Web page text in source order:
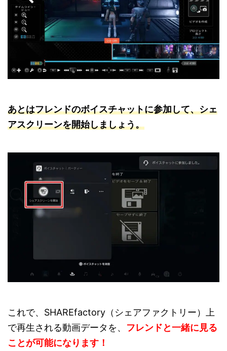
あとはフレンドのボイスチャットに参加して、シェ
アスクリーンを開始しましょう。
これで、SHAREfactory（シェアファクトリー）上
で再生される動画データを、 フレンドと一緒に見る
ことが可能になります！